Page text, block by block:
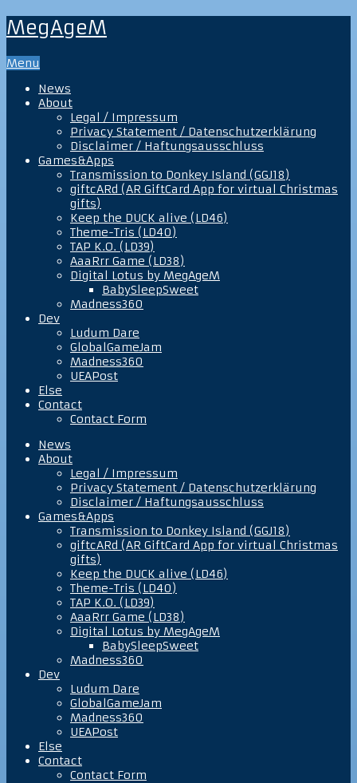
MegAgeM
Menu
News
About
Legal / Impressum
Privacy Statement / Datenschutzerklärung
Disclaimer / Haftungsausschluss
Games&Apps
Transmission to Donkey Island (GGJ18)
giftcARd (AR GiftCard App for virtual Christmas
gifts)
Keep the DUCK alive (LD46)
Theme-Tris (LD40)
TAP K.O. (LD39)
AaaRrr Game (LD38)
Digital Lotus by MegAgeM
BabySleepSweet
Madness360
Dev
Ludum Dare
GlobalGameJam
Madness360
UEAPost
Else
Contact
Contact Form
News
About
Legal / Impressum
Privacy Statement / Datenschutzerklärung
Disclaimer / Haftungsausschluss
Games&Apps
Transmission to Donkey Island (GGJ18)
giftcARd (AR GiftCard App for virtual Christmas
gifts)
Keep the DUCK alive (LD46)
Theme-Tris (LD40)
TAP K.O. (LD39)
AaaRrr Game (LD38)
Digital Lotus by MegAgeM
BabySleepSweet
Madness360
Dev
Ludum Dare
GlobalGameJam
Madness360
UEAPost
Else
Contact
Contact Form